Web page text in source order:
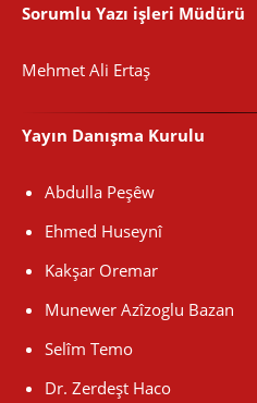
Sorumlu Yazı işleri Müdürü
Mehmet Ali Ertaş
Yayın Danışma Kurulu
Abdulla Peşêw
Ehmed Huseynî
Kakşar Oremar
Munewer Azîzoglu Bazan
Selîm Temo
Dr. Zerdeşt Haco